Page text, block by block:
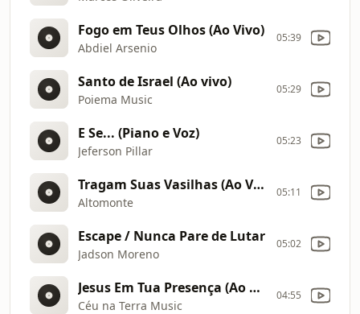
Fogo em Teus Olhos (Ao Vivo)
Abdiel Arsenio
05:39
Santo de Israel (Ao vivo)
Poiema Music
05:29
E Se... (Piano e Voz)
Jeferson Pillar
05:23
Tragam Suas Vasilhas (Ao Vivo)
Altomonte
05:11
Escape / Nunca Pare de Lutar
Jadson Moreno
05:02
Jesus Em Tua Presença (Ao Vivo)
Céu na Terra Music
04:55